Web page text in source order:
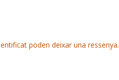
poden deixar una ressenya.